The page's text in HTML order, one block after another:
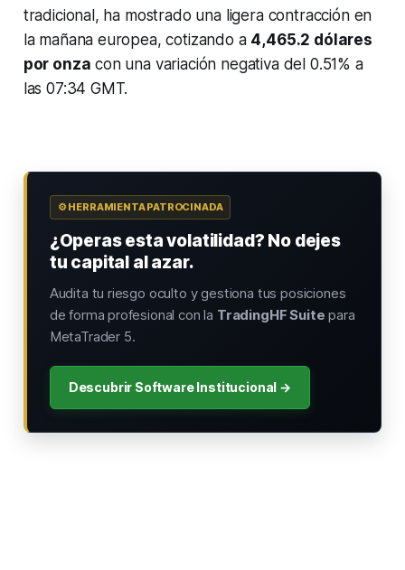
tradicional, ha mostrado una ligera contracción en
la mañana europea, cotizando a 4,465.2 dólares
por onza con una variación negativa del 0.51% a
las 07:34 GMT.
⚙️ HERRAMIENTA PATROCINADA
¿Operas esta volatilidad? No dejes
tu capital al azar.
Audita tu riesgo oculto y gestiona tus posiciones
de forma profesional con la TradingHF Suite para
MetaTrader 5.
Descubrir Software Institucional →